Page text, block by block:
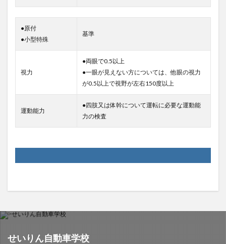
●原付
●小型特殊
基準
視力
●両眼で0.5以上
●一眼が見えない方については、他眼の視力
が0.5以上で視野が左右150度以上
運動能力
●四肢又は体幹について運転に必要な運動能
力の検査
せいりん自動車学校